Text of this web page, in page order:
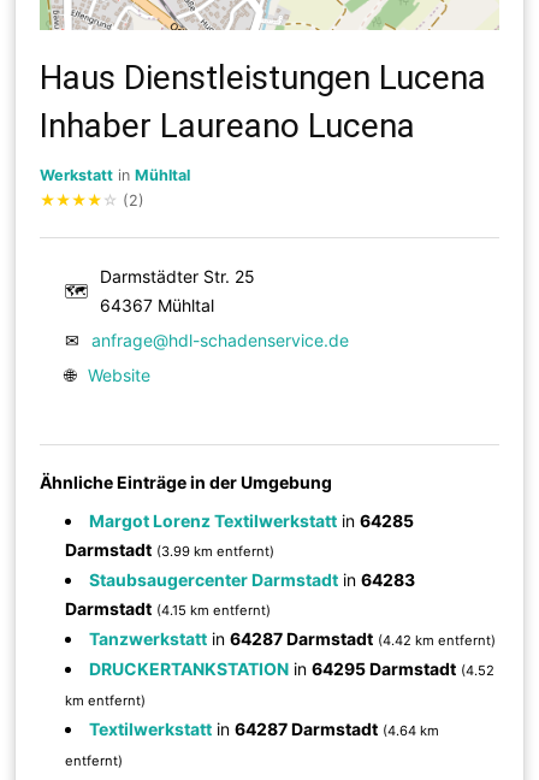
Haus Dienstleistungen Lucena
Inhaber Laureano Lucena
Werkstatt inMühltal
★★★★ ☆ (2)
🗺
Darmstädter Str. 25
64367 Mühltal
✉
anfrage@hdl-schadenservice.de
🌐 Website
Ähnliche Einträge in der Umgebung
Margot Lorenz Textilwerkstatt in64285
Darmstadt (3.99 km entfernt)
Staubsaugercenter Darmstadt in64283
Darmstadt (4.15 km entfernt)
Tanzwerkstatt in64287 Darmstadt (4.42 km entfernt)
DRUCKERTANKSTATION in64295 Darmstadt (4.52
km entfernt)
Textilwerkstatt in64287 Darmstadt (4.64 km
entfernt)